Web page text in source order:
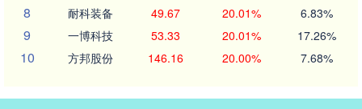
8 耐科装备 49.67 20.01% 6.83%
9 一博科技 53.33 20.01% 17.26%
10 方邦股份 146.16 20.00% 7.68%